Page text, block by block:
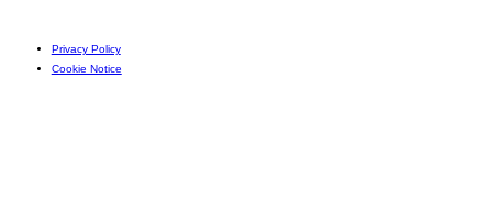
Privacy Policy
Cookie Notice